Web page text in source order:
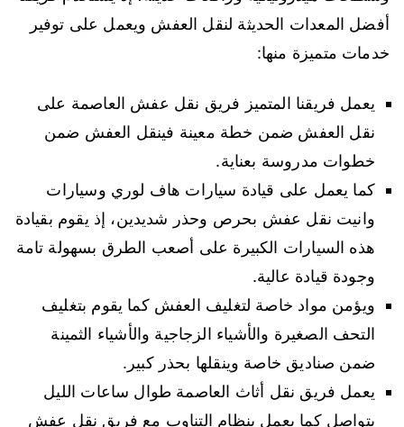
أفضل المعدات الحديثة لنقل العفش ويعمل على توفير
خدمات متميزة منها:
يعمل فريقنا المتميز فريق نقل عفش العاصمة على
نقل العفش ضمن خطة معينة فينقل العفش ضمن
خطوات مدروسة بعناية.
كما يعمل على قيادة سيارات هاف لوري وسيارات
وانيت نقل عفش بحرص وحذر شديدين، إذ يقوم بقيادة
هذه السيارات الكبيرة على أصعب الطرق بسهولة تامة
وجودة قيادة عالية.
ويؤمن مواد خاصة لتغليف العفش كما يقوم بتغليف
التحف الصغيرة والأشياء الزجاجية والأشياء الثمينة
ضمن صناديق خاصة وينقلها بحذر كبير.
يعمل فريق نقل أثاث العاصمة طوال ساعات الليل
بتواصل كما يعمل بنظام التناوب مع فريق نقل عفش